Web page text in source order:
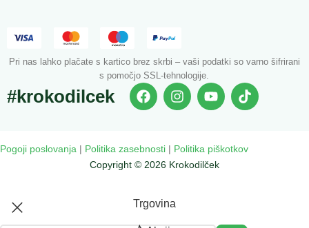
Pri nas lahko plačate s kartico brez skrbi – vaši podatki so varno šifrirani
s pomočjo SSL-tehnologije.
#krokodilcek
Copyright © 2026 Krokodilček
Pogoji poslovanja | Politika zasebnosti | Politika piškotkov
Trgovina